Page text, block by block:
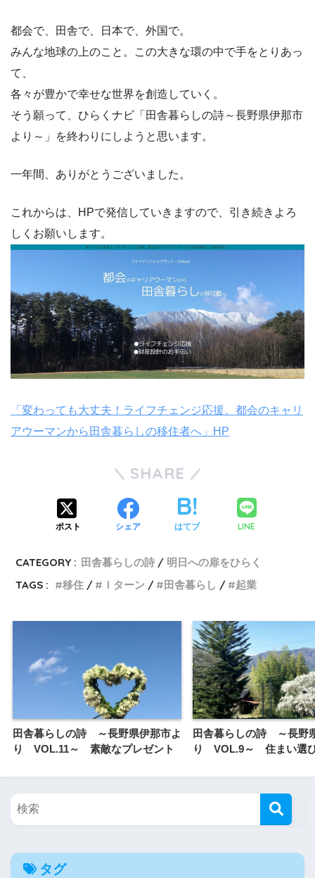
都会で、田舎で、日本で、外国で。
みんな地球の上のこと。この大きな環の中で手をとりあっ
て、
各々が豊かで幸せな世界を創造していく。
そう願って、ひらくナビ「田舎暮らしの詩～長野県伊那市
より～」を終わりにしようと思います。
一年間、ありがとうございました。
これからは、HPで発信していきますので、引き続きよろ
しくお願いします。
「変わっても大丈夫！ライフチェンジ応援。都会のキャリ
アウーマンから田舎暮らしの移住者へ」HP
SHARE
ポスト シェア はてブ LINE
CATEGORY : 田舎暮らしの詩
明日への扉をひらく
TAGS :
移住 Ｉターン 田舎暮らし 起業
田舎暮らしの詩 ～長野県伊那市よ
り VOL.11～ 素敵なプレゼント
田舎暮らしの詩 ～長野
り VOL.9～ 住まい選
タグ